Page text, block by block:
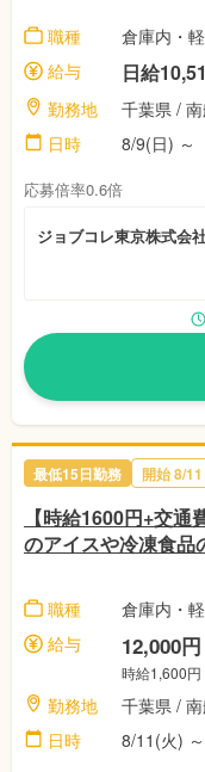
職種
倉庫内・
給与
日給
勤務地
千葉県 /
日時
8/9(日) ～
応募倍率0.6倍
ジョブコレ東京株式会
最低15日勤務 開始 8/11
【時給1600円+交
のアイスや冷凍食品
職種
倉庫内・
給与
12,000円
時給1,600円
勤務地
千葉県 /
日時
8/11(火)